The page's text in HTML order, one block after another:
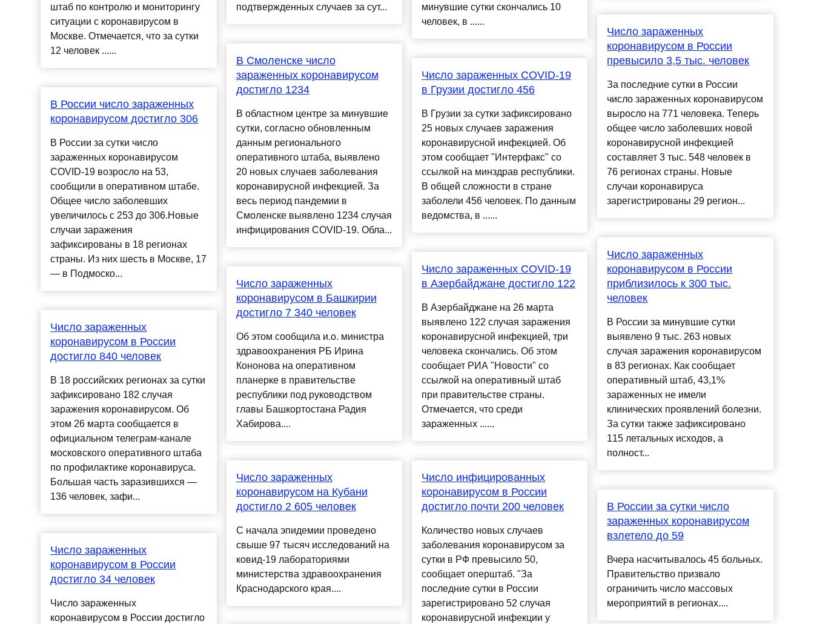
штаб по контролю и мониторингу
ситуации с коронавирусом в
Москве. Отмечается, что за сутки
12 человек ......
В России число зараженных
коронавирусом достигло 306
В России за сутки число
зараженных коронавирусом
COVID-19 возросло на 53,
сообщили в оперативном штабе.
Общее число заболевших
увеличилось с 253 до 306.Новые
случаи заражения
зафиксированы в 18 регионах
страны. Из них шесть в Москве, 17
— в Подмоско...
Число зараженных
коронавирусом в России
достигло 840 человек
В 18 российских регионах за сутки
зафиксировано 182 случая
заражения коронавирусом. Об
этом 26 марта сообщается в
официальном телеграм-канале
московского оперативного штаба
по профилактике коронавируса.
Большая часть заразившихся —
136 человек, зафи...
Число зараженных
коронавирусом в России
достигло 34 человек
Число зараженных
коронавирусом в России достигло
подтвержденных случаев за сут...
В Смоленске число
зараженных коронавирусом
достигло 1234
В областном центре за минувшие
сутки, согласно обновленным
данным регионального
оперативного штаба, выявлено
20 новых случаев заболевания
коронавирусной инфекцией. За
весь период пандемии в
Смоленске выявлено 1234 случая
инфицирования COVID-19. Обла...
Число зараженных
коронавирусом в Башкирии
достигло 7 340 человек
Об этом сообщила и.о. министра
здравоохранения РБ Ирина
Кононова на оперативном
планерке в правительстве
республики под руководством
главы Башкортостана Радия
Хабирова....
Число зараженных
коронавирусом на Кубани
достигло 2 605 человек
С начала эпидемии проведено
свыше 97 тысяч исследований на
ковид-19 лабораториями
министерства здравоохранения
Краснодарского края....
минувшие сутки скончались 10
человек, в ......
Число зараженных COVID-19
в Грузии достигло 456
В Грузии за сутки зафиксировано
25 новых случаев заражения
коронавирусной инфекцией. Об
этом сообщает "Интерфакс" со
ссылкой на минздрав республики.
В общей сложности в стране
заболели 456 человек. По данным
ведомства, в ......
Число зараженных COVID-19
в Азербайджане достигло 122
В Азербайджане на 26 марта
выявлено 122 случая заражения
коронавирусной инфекцией, три
человека скончались. Об этом
сообщает РИА "Новости" со
ссылкой на оперативный штаб
при правительстве страны.
Отмечается, что среди
зараженных ......
Число инфицированных
коронавирусом в России
достигло почти 200 человек
Количество новых случаев
заболевания коронавирусом за
сутки в РФ превысило 50,
сообщает оперштаб. "За
последние сутки в России
зарегистрировано 52 случая
коронавирусной инфекции у
Число зараженных
коронавирусом в России
превысило 3,5 тыс. человек
За последние сутки в России
число зараженных коронавирусом
выросло на 771 человека. Теперь
общее число заболевших новой
коронавирусной инфекцией
составляет 3 тыс. 548 человек в
76 регионах страны. Новые
случаи коронавируса
зарегистрированы 29 регион...
Число зараженных
коронавирусом в России
приблизилось к 300 тыс.
человек
В России за минувшие сутки
выявлено 9 тыс. 263 новых
случая заражения коронавирусом
в 83 регионах. Как сообщает
оперативный штаб, 43,1%
зараженных не имели
клинических проявлений болезни.
За сутки также зафиксировано
115 летальных исходов, а
полност...
В России за сутки число
зараженных коронавирусом
взлетело до 59
Вчера насчитывалось 45 больных.
Правительство призвало
ограничить число массовых
мероприятий в регионах....